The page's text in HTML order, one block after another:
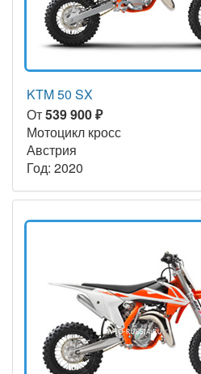
KTM 50 SX
От539 900 ₽
Мотоцикл кросс
Австрия
Год: 2020